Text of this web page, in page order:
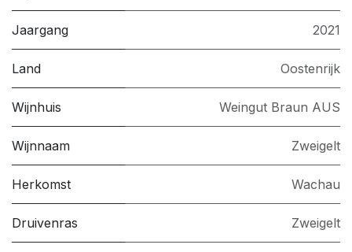
Jaargang 2021
Land Oostenrijk
Wijnhuis Weingut Braun AUS
Wijnnaam Zweigelt
Herkomst Wachau
Druivenras Zweigelt